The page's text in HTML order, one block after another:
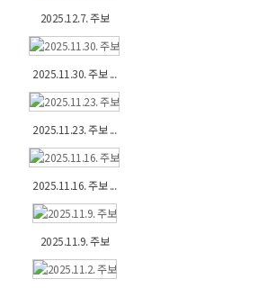
2025.12.7. 주보
2025.11.30. 주보 ...
2025.11.23. 주보 ...
2025.11.16. 주보 ...
2025.11.9. 주보